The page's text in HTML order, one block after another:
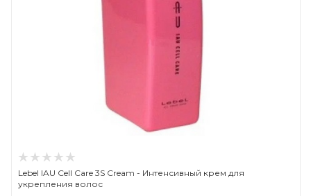
Lebel IAU Cell Care 3S Cream - Интенсивный крем для
укрепления волос